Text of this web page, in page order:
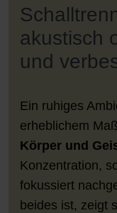
akustisch
und
Ein ruhiges
erheblichem
Körper und
Konzentration,
fokussiert
beides ist, zeigt